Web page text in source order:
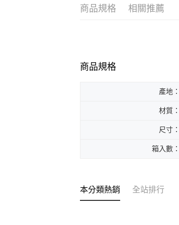
商品規格 相關推薦
商品規格
產地：
材質：
尺寸：
箱入數：
本分類熱銷 全站排行